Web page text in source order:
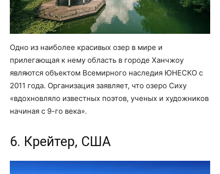
Одно из наиболее красивых озер в мире и
прилегающая к нему область в городе Ханчжоу
являются объектом Всемирного наследия ЮНЕСКО с
2011 года. Организация заявляет, что озеро Сиху
«вдохновляло известных поэтов, ученых и художников
начиная с 9-го века».
6. Крейтер, США